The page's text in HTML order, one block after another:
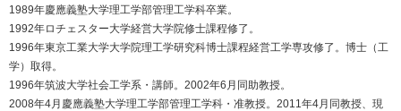
1989年慶應義塾大学理工学部管理工学科卒業。
1992年ロチェスター大学経営大学院修士課程修了。
1996年東京工業大学大学院理工学研究科博士課程経営工学専攻修了。博士（工
学）取得。
1996年筑波大学社会工学系・講師。2002年6月同助教授。
2008年4月慶應義塾大学理工学部管理工学科・准教授。2011年4月同教授、現